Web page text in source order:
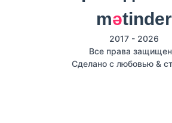
mәtinder
2017 - 2026
Все права
Сделано с любовью &